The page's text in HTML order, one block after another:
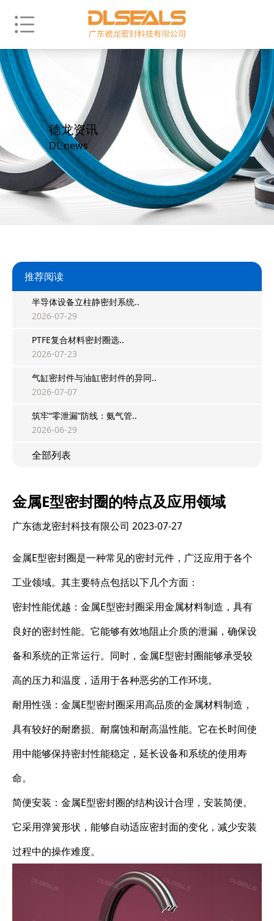
德龙资讯
DL news
推荐阅读
半导体设备立柱静密封系统..
2026-07-29
PTFE复合材料密封圈选..
2026-07-23
气缸密封件与油缸密封件的异同..
2026-07-07
筑牢“零泄漏”防线：氨气管..
2026-06-29
全部列表
金属E型密封圈的特点及应用领域
广东德龙密封科技有限公司 2023-07-27
金属E型密封圈是一种常见的密封元件，广泛应用于各个
工业领域。其主要特点包括以下几个方面：
密封性能优越：金属E型密封圈采用金属材料制造，具有
良好的密封性能。它能够有效地阻止介质的泄漏，确保设
备和系统的正常运行。同时，金属E型密封圈能够承受较
高的压力和温度，适用于各种恶劣的工作环境。
耐用性强：金属E型密封圈采用高品质的金属材料制造，
具有较好的耐磨损、耐腐蚀和耐高温性能。它在长时间使
用中能够保持密封性能稳定，延长设备和系统的使用寿
命。
简便安装：金属E型密封圈的结构设计合理，安装简便。
它采用弹簧形状，能够自动适应密封面的变化，减少安装
过程中的操作难度。